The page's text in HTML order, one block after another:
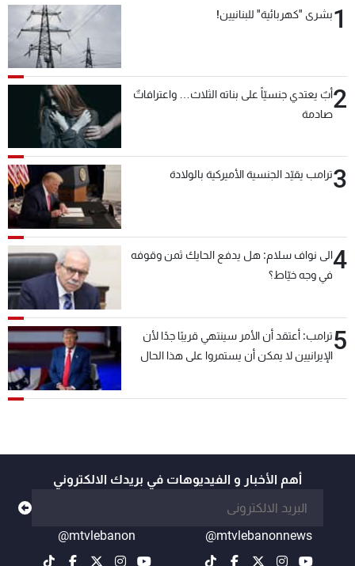
1بشرى "كهربائية" للبنانيين!
2أبٌ يعتدي جنسيّاً على بناته الثلاث… واعترافاتٌ
صادمة
3ترامب يقيّد الجنسية الأميركية بالولادة
4الى نواف سلام: هل يدفع الحايك ثمن وقوفه
في وجه خيّاط؟
5ترامب: أعتقد أن الأمر سينتهي قريبًا جدًا لأن
الإيرانيين لا يمكن أن يستمروا على هذا الحال
أهم الأخبار و الفيديوهات في بريدك الالكتروني
@mtvlebanonnews
@mtvlebanon